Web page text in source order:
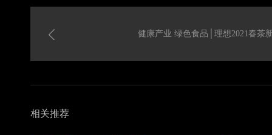
健康产业 绿色食品│理想2021春茶
相关推荐